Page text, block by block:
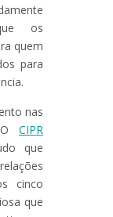
os
quem
para
nas
CIPR
que
cinco
que